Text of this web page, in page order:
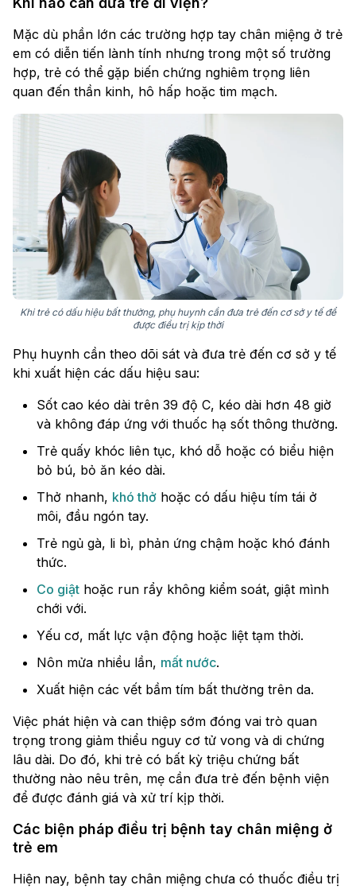
Mặc dù phần lớn các trường hợp tay chân miệng ở trẻ
em có diễn tiến lành tính nhưng trong một số trường
hợp, trẻ có thể gặp biến chứng nghiêm trọng liên
quan đến thần kinh, hô hấp hoặc tim mạch.
Khi trẻ có dấu hiệu bất thường, phụ huynh cần đưa trẻ đến cơ sở y tế để
được điều trị kịp thời
Phụ huynh cần theo dõi sát và đưa trẻ đến cơ sở y tế
khi xuất hiện các dấu hiệu sau:
Sốt cao kéo dài trên 39 độ C, kéo dài hơn 48 giờ
và không đáp ứng với thuốc hạ sốt thông thường.
Trẻ quấy khóc liên tục, khó dỗ hoặc có biểu hiện
bỏ bú, bỏ ăn kéo dài.
Thở nhanh, khó thở hoặc có dấu hiệu tím tái ở
môi, đầu ngón tay.
Trẻ ngủ gà, li bì, phản ứng chậm hoặc khó đánh
thức.
Co giật hoặc run rẩy không kiểm soát, giật mình
chới với.
Yếu cơ, mất lực vận động hoặc liệt tạm thời.
Nôn mửa nhiều lần, mất nước.
Xuất hiện các vết bầm tím bất thường trên da.
Việc phát hiện và can thiệp sớm đóng vai trò quan
trọng trong giảm thiểu nguy cơ tử vong và di chứng
lâu dài. Do đó, khi trẻ có bất kỳ triệu chứng bất
thường nào nêu trên, mẹ cần đưa trẻ đến bệnh viện
để được đánh giá và xử trí kịp thời.
Các biện pháp điều trị bệnh tay chân miệng ở
trẻ em
Hiện nay, bệnh tay chân miệng chưa có thuốc điều trị